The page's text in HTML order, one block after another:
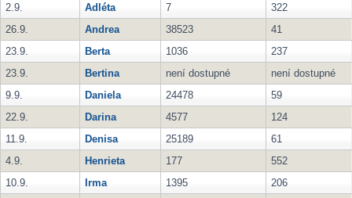
2.9.
Adléta 7
322
26.9.
Andrea 38523
41
23.9.
Berta 1036
237
23.9.
Bertina není dostupné
není dostupné
9.9.
Daniela 24478
59
22.9.
Darina 4577
124
11.9.
Denisa 25189
61
4.9.
Henrieta 177
552
10.9.
Irma 1395
206